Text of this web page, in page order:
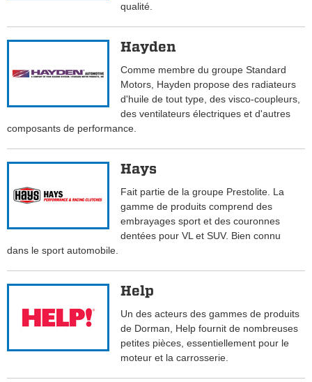
qualité.
Hayden
Comme membre du groupe Standard
Motors, Hayden propose des radiateurs
d'huile de tout type, des visco-coupleurs,
des ventilateurs électriques et d'autres
composants de performance.
Hays
Fait partie de la groupe Prestolite. La
gamme de produits comprend des
embrayages sport et des couronnes
dentées pour VL et SUV. Bien connu
dans le sport automobile.
Help
Un des acteurs des gammes de produits
de Dorman, Help fournit de nombreuses
petites pièces, essentiellement pour le
moteur et la carrosserie.